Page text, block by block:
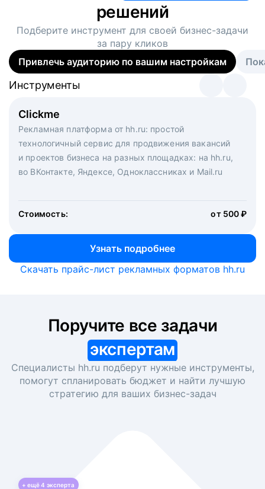
решений
Подберите инструмент для своей бизнес-задачи
за пару кликов
Привлечь аудиторию по вашим настройкам
Clickme
Рекламная платформа от hh.ru: простой
технологичный сервис для продвижения вакансий
и проектов бизнеса на разных площадках: на hh.ru,
во ВКонтакте, Яндексе, Одноклассниках и Mail.ru
Стоимость: от 500 ₽
Узнать подробнее
Инструменты
Вакансия дня
Рекламный формат для вакансий на главной странице
hh.ru. Увеличивает количество откликов
Инструменты
Массовый подбор под ключ. Решите, сколько
кандидатов и когда вам нужно, и за дело возьмутся
маркетологи, рекрутеры и проектные менеджеры
hh.ru с целым набором digital-инструментов
Инструменты
Скачать прайс-лист рекламных форматов hh.ru
экспертам
Специалисты hh.ru подберут нужные инструменты,
помогут спланировать бюджет и найти лучшую
стратегию для ваших бизнес-задач
+ ещё4 эксперта